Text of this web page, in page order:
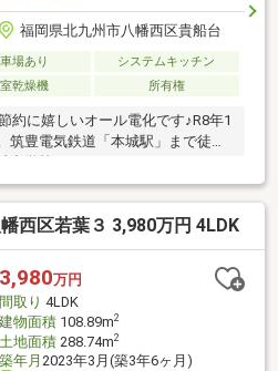
福岡県北九州市八幡西区貴船台
場あり
システムキッチン
乾燥機 所有権
約に嬉しいオール電化です♪R8年1
筑豊電気鉄道「本城駅」まで徒歩2
所有者様が住ん
調整が必要です。できるだけご希
のでお早めにご連絡ください。営
、第2、3火曜日） この時間帯は
ーズにご案内できます。お気軽に
西区若葉３ 3,980万円 4LDK
3,980万円
間取り 4LDK
建物面積108.89m2
土地面積288.74m2
築年月 2023年3月(築3年6ヶ月)